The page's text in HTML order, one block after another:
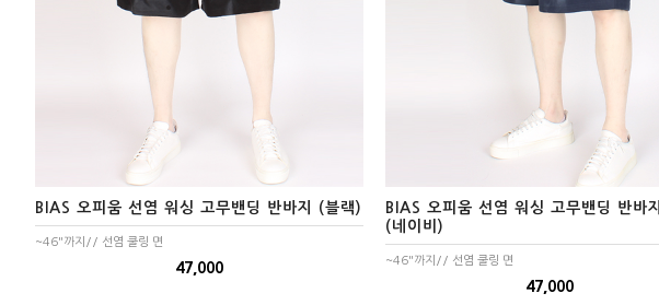
라운드 T
반팔 티셔츠
BIAS 오피움 선염 워싱 고무밴딩 반바지 (블랙)
~46"까지// 선염 쿨링 면
47,000
BIAS 오피움 선염 워싱 고무밴딩 반바지
(네이비)
~46"까지// 선염 쿨링 면
47,000